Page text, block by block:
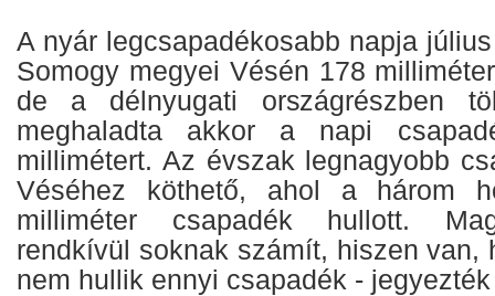
A nyár legcsapadékosabb napja
Somogy megyei Vésén 178
de a délnyugati országrészben
meghaladta akkor a napi
millimétert. Az évszak legnagyobb
Véséhez köthető, ahol a három
milliméter csapadék hullott.
rendkívül soknak számít, hiszen van,
nem hullik ennyi csapadék -